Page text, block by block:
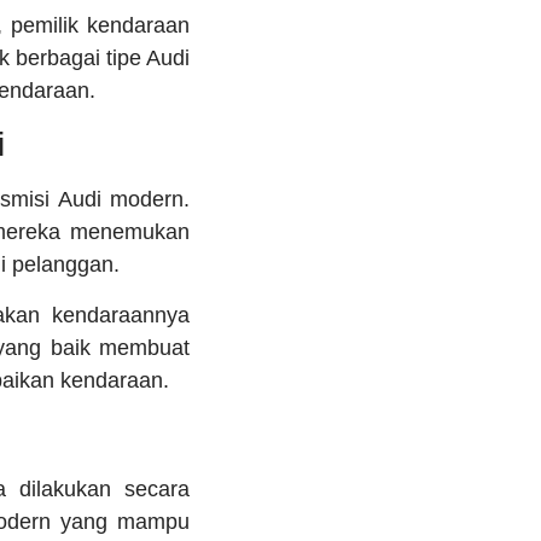
kendaraan
berbagai tipe Audi
Audi modern.
menemukan
pelanggan.
kendaraannya
baik membuat
kendaraan.
dilakukan secara
yang mampu